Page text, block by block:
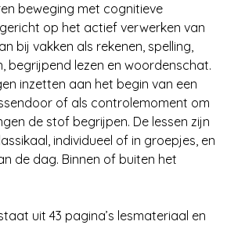
beweging met cognitieve
op het actief verwerken van
bij vakken als rekenen, spelling,
begrijpend lezen en woordenschat.
inzetten aan het begin van een
of als controlemoment om
de stof begrijpen. De lessen zijn
individueel of in groepjes, en
de dag. Binnen of buiten het
uit 43 pagina’s lesmateriaal en